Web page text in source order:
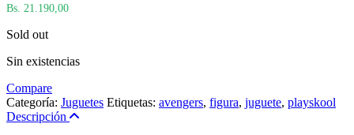
Bs. 21.190,00
Sold out
Sin existencias
Compare
Categoría: Juguetes Etiquetas: avengers, figura, juguete, playskool
Descripción